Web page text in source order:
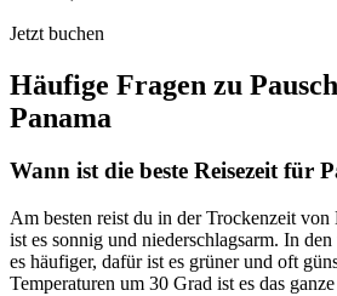
Jetzt buchen
Häufige Fragen zu
Panama
Wann ist die beste Reisezeit für
Am besten reist du in der Trockenzeit
ist es sonnig und niederschlagsarm. In
es häufiger, dafür ist es grüner und oft
Temperaturen um 30 Grad ist es das